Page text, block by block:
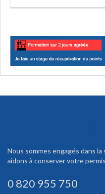
Nous sommes engagés dans
aidons à conserver votre
0 820 955 750